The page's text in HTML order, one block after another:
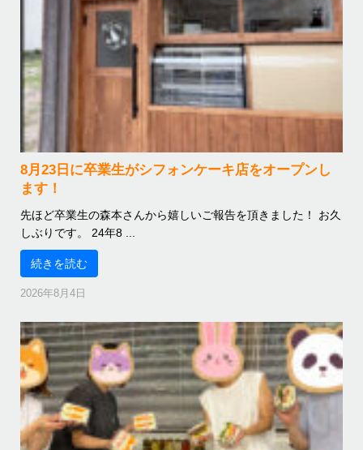
8月23日に卒業生がシフォンケーキ店をオープンし
ます！
先ほど卒業生の森本さんから嬉しいご報告を頂きました！ お久
しぶりです。 24年8 ...
続きを読む
2026年8月4日